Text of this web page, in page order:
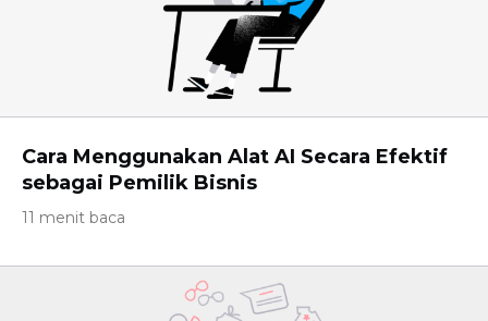
Cara Menggunakan Alat AI Secara Efektif
sebagai Pemilik Bisnis
11 menit baca